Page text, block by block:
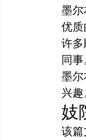
墨
优质
许
同事
墨
兴趣
妓
该